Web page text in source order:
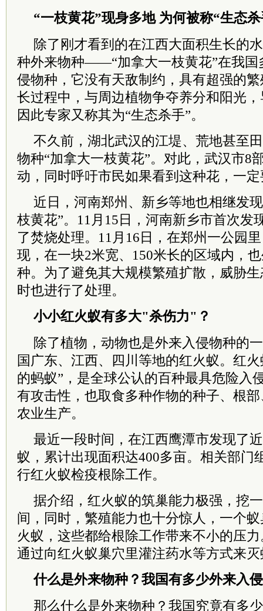
“一枝黄花”现身多地 为何被称“生态
除了刚才看到的在江西大面积生长的
种外来物种——“加拿大一枝黄花”在我国
侵物种，它没有天敌制约，具有超强的
长过程中，与周边植物争夺养分和阳光
因此专家又称其为“生态杀手”。
不久前，湖北武汉的江堤、荒地甚至
物种“加拿大一枝黄花”。对此，武汉市8
动，同时呼吁市民如果看到这种花，一
近日，河南郑州、新乡等地也相继发
枝黄花”。11月15日，河南新乡市首次发
了焚烧处理。11月16日，在郑州一公园
现，在一块2米宽、150米长的区域内，
种。为了避免其大规模繁殖扩散，威胁
时也进行了处理。
小小红火蚁有多大"杀伤力"？
除了植物，动物也是外来入侵物种的
国广东、江西、四川等地的红火蚁。红
的蚂蚁”，是全球公认的百种最具危险入
有攻击性，也取食多种作物的种子、根
农业生产。
最近一段时间，在江西鹰潭市发现了
蚁，累计出现面积达400多亩。相关部门
行红火蚁检疫根除工作。
据介绍，红火蚁的筑巢能力极强，挖
间，同时，繁殖能力也十分惊人，一个
火蚁，这些都给根除工作带来不小的压
通过向红火蚁巢穴里灌注药水等方式来
什么是外来物种？我国有多少外来入
那么什么是外来物种？我国究竟有多